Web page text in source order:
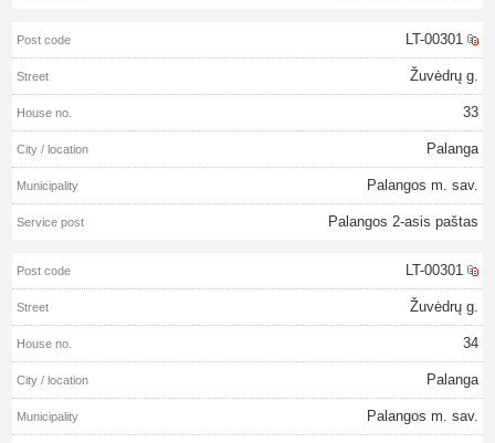
LT-00301
Žuvėdrų g.
33
Palanga
Palangos m. sav.
Palangos 2-asis paštas
LT-00301
Žuvėdrų g.
34
Palanga
Palangos m. sav.